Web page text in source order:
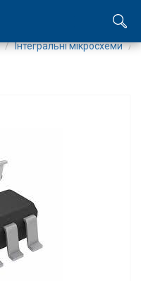
Інтегральні мікросхеми